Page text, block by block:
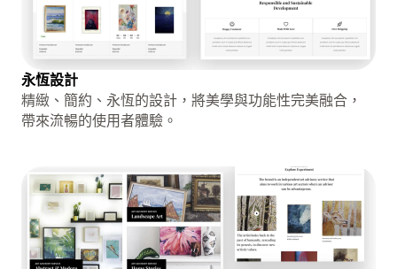
永恆設計
精緻、簡約、永恆的設計，將美學與功能性完美融合，
帶來流暢的使用者體驗。